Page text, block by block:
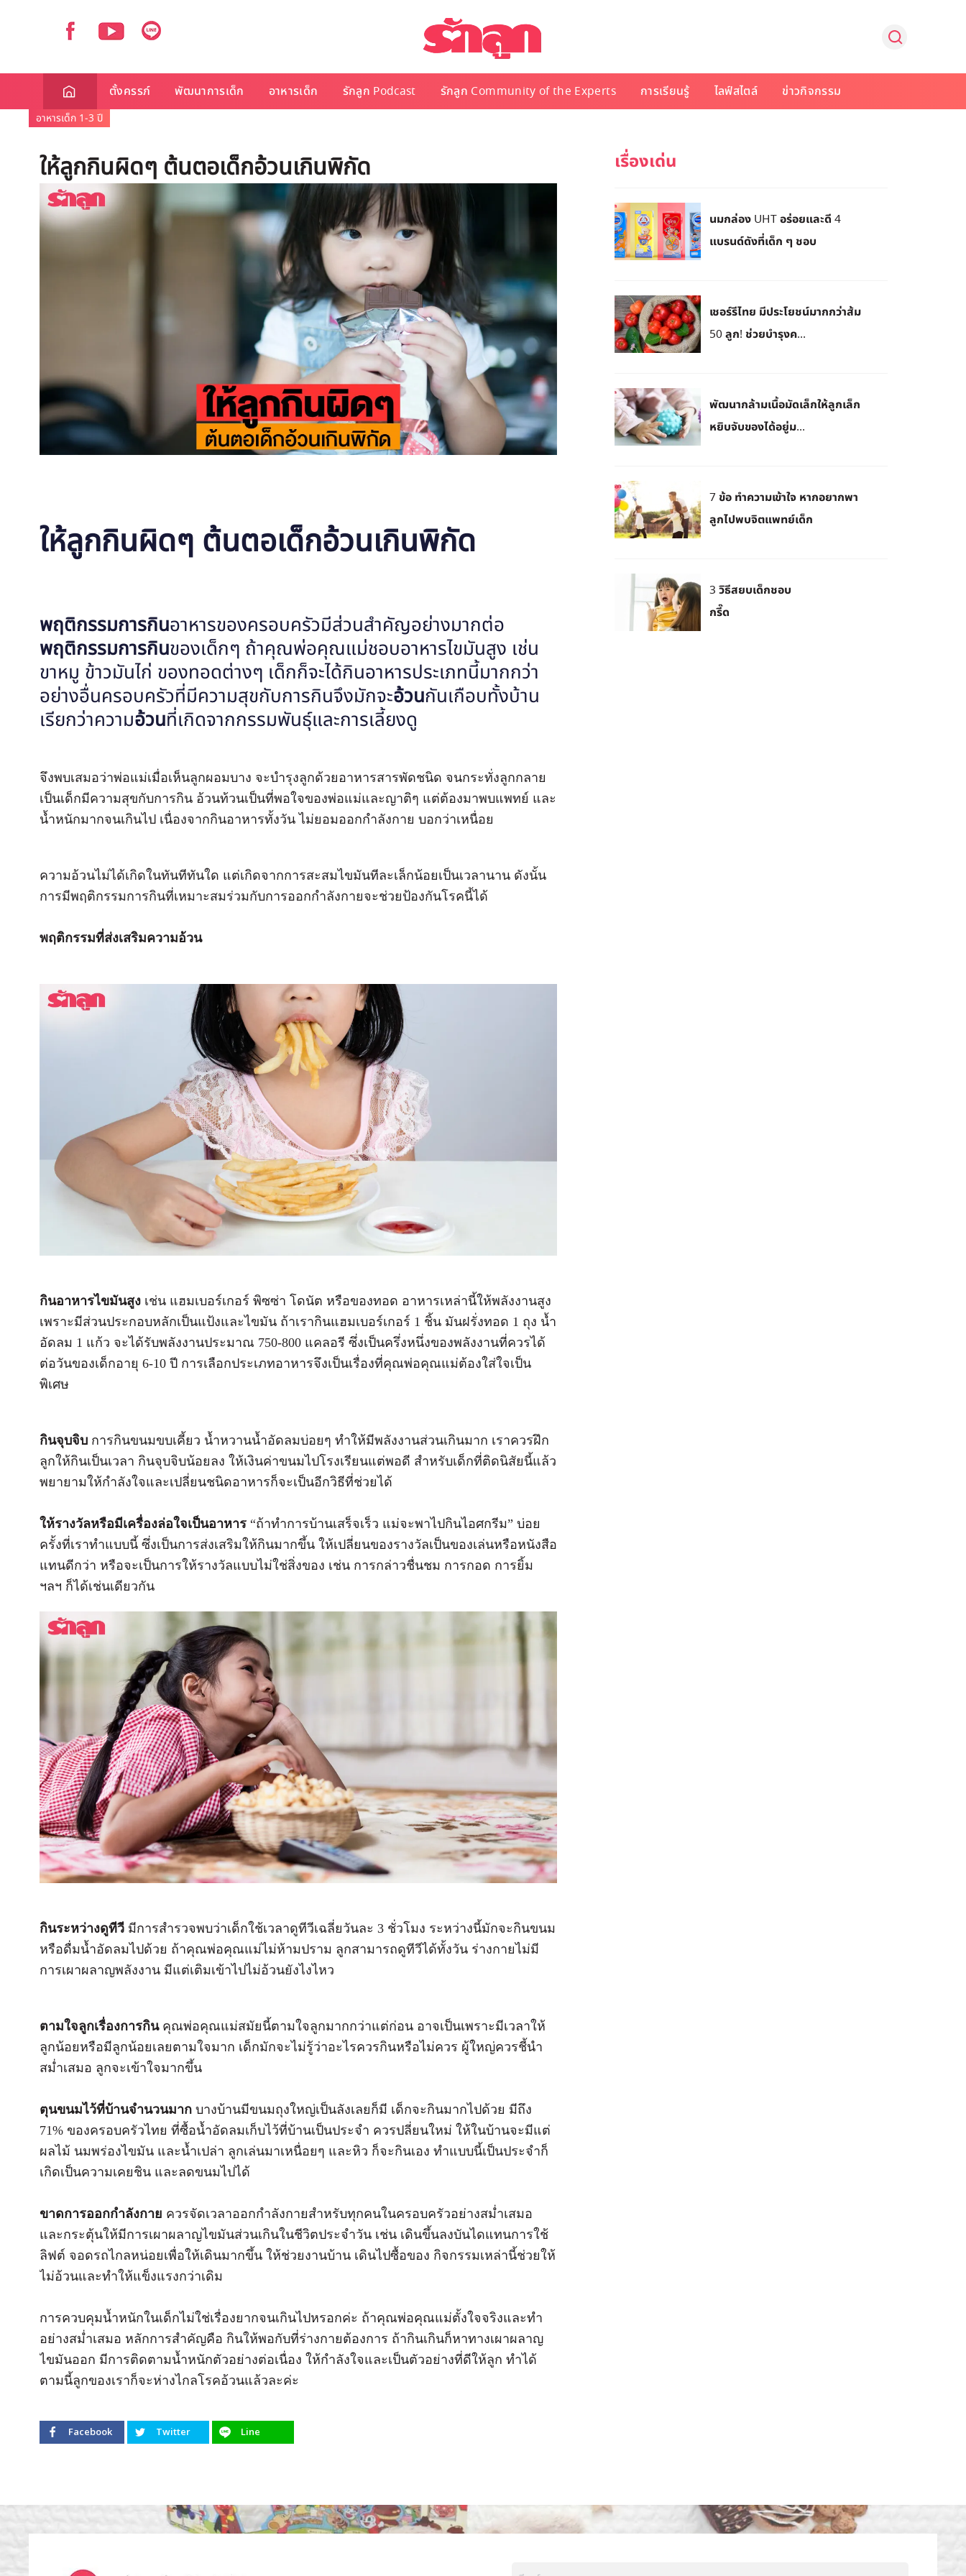
ตั้งครรภ์ พัฒนาการเด็ก อาหารเด็ก รักลูก Podcast รักลูก Community of the Experts การเรียนรู้ ไลฟ์สไตล์ ข่าวกิจกรรม
อาหารเด็ก 1-3 ปี
ให้ลูกกินผิดๆ ต้นตอเด็กอ้วนเกินพิกัด
ให้ลูกกินผิดๆ ต้นตอเด็กอ้วนเกินพิกัด
พฤติกรรมการกินอาหารของครอบครัวมีส่วนสำคัญอย่างมากต่อ
พฤติกรรมการกินของเด็กๆ ถ้าคุณพ่อคุณแม่ชอบอาหารไขมันสูง เช่น
ขาหมู ข้าวมันไก่ ของทอดต่างๆ เด็กก็จะได้กินอาหารประเภทนี้มากกว่า
อย่างอื่นครอบครัวที่มีความสุขกับการกินจึงมักจะอ้วนกันเกือบทั้งบ้าน
เรียกว่าความอ้วนที่เกิดจากกรรมพันธุ์และการเลี้ยงดู
จึงพบเสมอว่าพ่อแม่เมื่อเห็นลูกผอมบาง จะบำรุงลูกด้วยอาหารสารพัดชนิด จนกระทั่งลูกกลาย
เป็นเด็กมีความสุขกับการกิน อ้วนท้วนเป็นที่พอใจของพ่อแม่และญาติๆ แต่ต้องมาพบแพทย์ และ
น้ำหนักมากจนเกินไป เนื่องจากกินอาหารทั้งวัน ไม่ยอมออกกำลังกาย บอกว่าเหนื่อย
ความอ้วนไม่ได้เกิดในทันทีทันใด แต่เกิดจากการสะสมไขมันทีละเล็กน้อยเป็นเวลานาน ดังนั้น
การมีพฤติกรรมการกินที่เหมาะสมร่วมกับการออกกำลังกายจะช่วยป้องกันโรคนี้ได้
พฤติกรรมที่ส่งเสริมความอ้วน
กินอาหารไขมันสูง เช่น แฮมเบอร์เกอร์ พิซซ่า โดนัต หรือของทอด อาหารเหล่านี้ให้พลังงานสูง
เพราะมีส่วนประกอบหลักเป็นแป้งและไขมัน ถ้าเรากินแฮมเบอร์เกอร์ 1 ชิ้น มันฝรั่งทอด 1 ถุง น้ำ
อัดลม 1 แก้ว จะได้รับพลังงานประมาณ 750-800 แคลอรี ซึ่งเป็นครึ่งหนึ่งของพลังงานที่ควรได้
ต่อวันของเด็กอายุ 6-10 ปี การเลือกประเภทอาหารจึงเป็นเรื่องที่คุณพ่อคุณแม่ต้องใส่ใจเป็น
พิเศษ
กินจุบจิบ การกินขนมขบเคี้ยว น้ำหวานน้ำอัดลมบ่อยๆ ทำให้มีพลังงานส่วนเกินมาก เราควรฝึก
ลูกให้กินเป็นเวลา กินจุบจิบน้อยลง ให้เงินค่าขนมไปโรงเรียนแต่พอดี สำหรับเด็กที่ติดนิสัยนี้แล้ว
พยายามให้กำลังใจและเปลี่ยนชนิดอาหารก็จะเป็นอีกวิธีที่ช่วยได้
ให้รางวัลหรือมีเครื่องล่อใจเป็นอาหาร “ถ้าทำการบ้านเสร็จเร็ว แม่จะพาไปกินไอศกรีม” บ่อย
ครั้งที่เราทำแบบนี้ ซึ่งเป็นการส่งเสริมให้กินมากขึ้น ให้เปลี่ยนของรางวัลเป็นของเล่นหรือหนังสือ
แทนดีกว่า หรือจะเป็นการให้รางวัลแบบไม่ใช่สิ่งของ เช่น การกล่าวชื่นชม การกอด การยิ้ม
ฯลฯ ก็ได้เช่นเดียวกัน
กินระหว่างดูทีวี มีการสำรวจพบว่าเด็กใช้เวลาดูทีวีเฉลี่ยวันละ 3 ชั่วโมง ระหว่างนี้มักจะกินขนม
หรือดื่มน้ำอัดลมไปด้วย ถ้าคุณพ่อคุณแม่ไม่ห้ามปราม ลูกสามารถดูทีวีได้ทั้งวัน ร่างกายไม่มี
การเผาผลาญพลังงาน มีแต่เติมเข้าไปไม่อ้วนยังไงไหว
ตามใจลูกเรื่องการกิน คุณพ่อคุณแม่สมัยนี้ตามใจลูกมากกว่าแต่ก่อน อาจเป็นเพราะมีเวลาให้
ลูกน้อยหรือมีลูกน้อยเลยตามใจมาก เด็กมักจะไม่รู้ว่าอะไรควรกินหรือไม่ควร ผู้ใหญ่ควรชี้นำ
สม่ำเสมอ ลูกจะเข้าใจมากขึ้น
ตุนขนมไว้ที่บ้านจำนวนมาก บางบ้านมีขนมถุงใหญ่เป็นลังเลยก็มี เด็กจะกินมากไปด้วย มีถึง
71% ของครอบครัวไทย ที่ซื้อน้ำอัดลมเก็บไว้ที่บ้านเป็นประจำ ควรปลี่ยนใหม่ ให้ในบ้านจะมีแต่
ผลไม้ นมพร่องไขมัน และน้ำเปล่า ลูกเล่นมาเหนื่อยๆ และหิว ก็จะกินเอง ทำแบบนี้เป็นประจำก็
เกิดเป็นความเคยชิน และลดขนมไปได้
ขาดการออกกำลังกาย ควรจัดเวลาออกกำลังกายสำหรับทุกคนในครอบครัวอย่างสม่ำเสมอ
และกระตุ้นให้มีการเผาผลาญไขมันส่วนเกินในชีวิตประจำวัน เช่น เดินขึ้นลงบันไดแทนการใช้
ลิฟต์ จอดรถไกลหน่อยเพื่อให้เดินมากขึ้น ให้ช่วยงานบ้าน เดินไปซื้อของ กิจกรรมเหล่านี้ช่วยให้
ไม่อ้วนและทำให้แข็งแรงกว่าเดิม
การควบคุมน้ำหนักในเด็กไม่ใช่เรื่องยากจนเกินไปหรอกค่ะ ถ้าคุณพ่อคุณแม่ตั้งใจจริงและทำ
อย่างสม่ำเสมอ หลักการสำคัญคือ กินให้พอกับที่ร่างกายต้องการ ถ้ากินเกินก็หาทางเผาผลาญ
ไขมันออก มีการติดตามน้ำหนักตัวอย่างต่อเนื่อง ให้กำลังใจและเป็นตัวอย่างที่ดีให้ลูก ทำได้
ตามนี้ลูกของเราก็จะห่างไกลโรคอ้วนแล้วละค่ะ
Facebook Twitter Line
นมกล่อง UHT อร่อยและดี 4
แบรนด์ดังที่เด็ก ๆ ชอบ
เชอร์รีไทย มีประโยชน์มากกว่าส้ม
50 ลูก! ช่วยบำรุงค...
พัฒนากล้ามเนื้อมัดเล็กให้ลูกเล็ก
หยิบจับของได้อยู่ม...
7 ข้อ ทำความเข้าใจ หากอยากพา
ลูกไปพบจิตแพทย์เด็ก
3 วิธีสยบเด็กชอบ
กรี๊ด